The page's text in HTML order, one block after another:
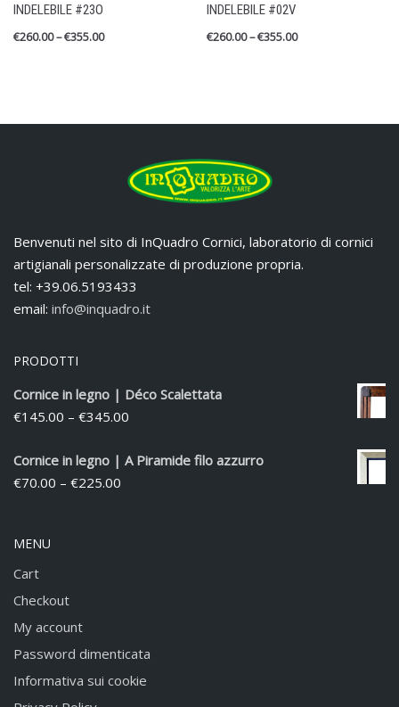
INDELEBILE #23O
€260.00–€355.00
INDELEBILE #02V
€260.00–€355.00
Benvenuti nel sito di InQuadro Cornici, laboratorio di cornici
artigianali personalizzate di produzione propria.
tel: +39.06.5193433
email: info@inquadro.it
PRODOTTI
Cornice in legno | Déco Scalettata
€145.00 – €345.00
Cornice in legno | A Piramide filo azzurro
€70.00 – €225.00
MENU
Cart
Checkout
My account
Password dimenticata
Informativa sui cookie